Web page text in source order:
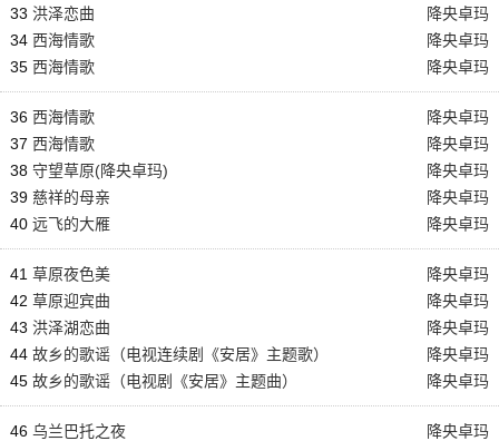
33 洪泽恋曲
降央卓玛
34 西海情歌
降央卓玛
35 西海情歌 降央卓玛
36 西海情歌
降央卓玛
37 西海情歌
降央卓玛
38 守望草原(降央卓玛)
降央卓玛
39 慈祥的母亲
降央卓玛
40 远飞的大雁 降央卓玛
41 草原夜色美
降央卓玛
42 草原迎宾曲
降央卓玛
43 洪泽湖恋曲
降央卓玛
44 故乡的歌谣（电视连续剧《安居》主题歌）
降央卓玛
45 故乡的歌谣（电视剧《安居》主题曲） 降央卓玛
46 乌兰巴托之夜
降央卓玛